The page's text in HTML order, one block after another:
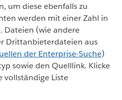
um diese ebenfalls zu
werden mit einer Zahl in
Dateien (wie andere
Drittanbieterdateien aus
der Enterprise-Suche)
sowie den Quelllink. Klicke
vollständige Liste